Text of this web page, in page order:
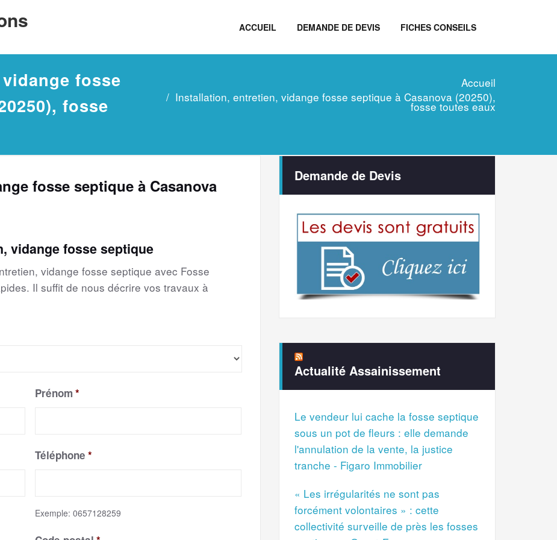
ACCUEIL DEMANDE DE DEVIS FICHES CONSEILS
fosse
fosse
Accueil
Installation, entretien, vidange fosse septique à Casanova (20250),
fosse toutes eaux
fosse septique à Casanova
vidange fosse septique
vidange fosse septique avec Fosse
Il suffit de nous décrire vos travaux à
Prénom *
Téléphone *
Exemple: 0657128259
Demande de Devis
Actualité Assainissement
Le vendeur lui cache la fosse septique
sous un pot de fleurs : elle demande
l'annulation de la vente, la justice
tranche - Figaro Immobilier
« Les irrégularités ne sont pas
forcément volontaires » : cette
collectivité surveille de près les fosses